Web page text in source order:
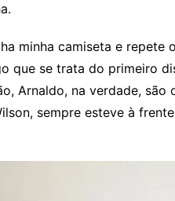
minha camiseta e repete
que se trata do primeiro
Arnaldo, na verdade, são
sempre esteve à